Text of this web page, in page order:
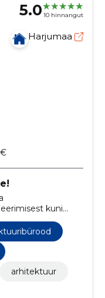
5.0 10 hinnangut
Harjumaa
kuni
arhitektuur